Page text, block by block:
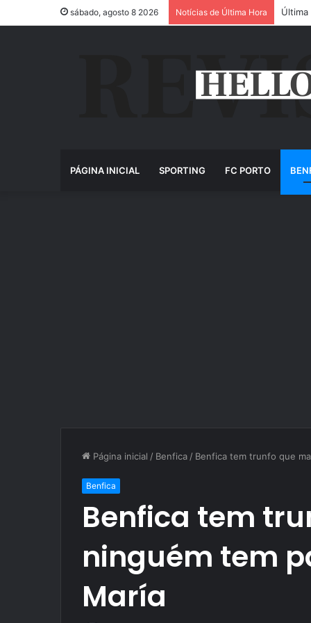
sábado, agosto 8 2026 Notícias de Última Hora
PÁGINA INICIAL SPORTING FC PORTO
Página inicial / Benfica / Benfica tem trunfo que
Benfica
Benfica tem
ninguém tem
María